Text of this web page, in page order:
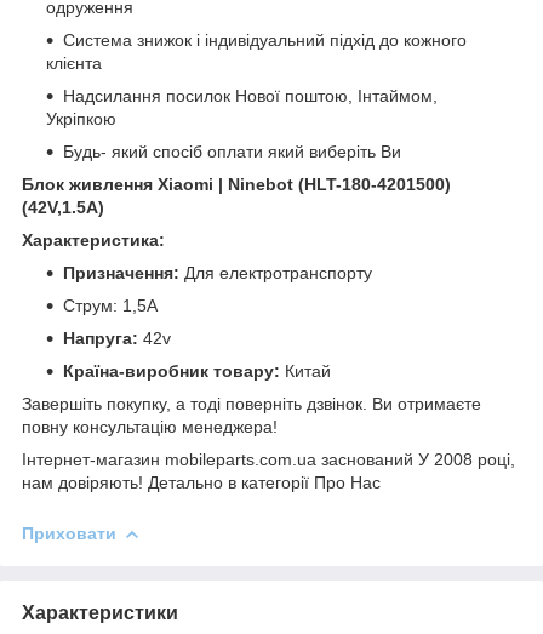
одруження
Система знижок і індивідуальний підхід до кожного
клієнта
Надсилання посилок Нової поштою, Інтаймом,
Укріпкою
Будь- який спосіб оплати який виберіть Ви
Блок живлення Xiaomi | Ninebot (HLT-180-4201500)
(42V,1.5A)
Характеристика:
Призначення: Для електротранспорту
Струм: 1,5A
Напруга: 42v
Країна-виробник товару: Китай
Завершіть покупку, а тоді поверніть дзвінок. Ви отримаєте
повну консультацію менеджера!
Інтернет-магазин mobileparts.com.ua заснований У 2008 році,
нам довіряють! Детально в категорії Про Нас
Приховати
Характеристики